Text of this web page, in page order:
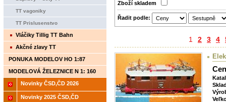
Zboží­ skladem
Řadit podle:
1 2 3 4
TT vagoniky
TT Prislusenstvo
Vláčiky Tillig TT Bahn
Akčné zlavy TT
PONUKA MODELOV HO 1:87
MODELOVÁ ŽELEZNICE N 1: 160
Novinky ČSD,ČD 2026
Novinky 2025 ČSD,ČD